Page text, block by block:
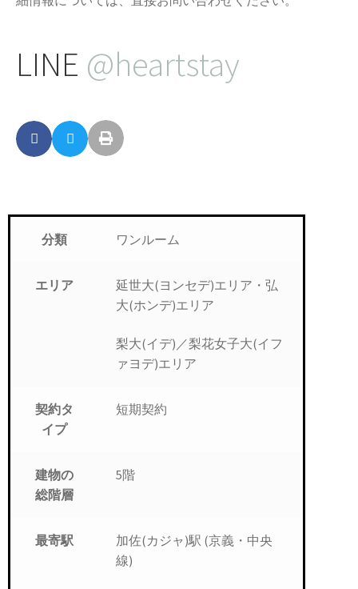
LINE @heartstay
分類 ワンルーム
エリア
延世大(ヨンセデ)エリア・弘
大(ホンデ)エリア
梨大(イデ)／梨花女子大(イフ
ァヨデ)エリア
契約タ
イプ
短期契約
建物の
総階層
5階
最寄駅
加佐(カジャ)駅 (京義・中央
線)